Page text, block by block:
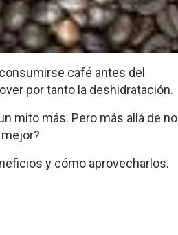
café antes del
por tanto la deshidratación.
mito más. Pero más allá de no
y cómo aprovecharlos.